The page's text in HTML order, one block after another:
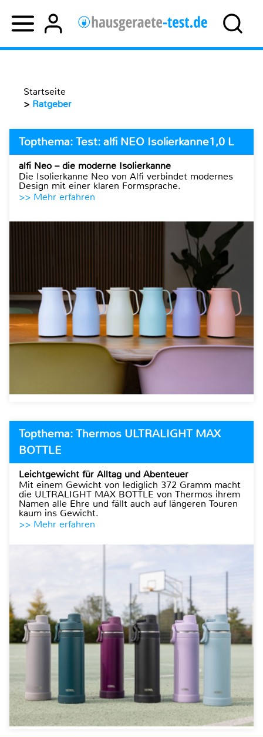
Startseite
> Ratgeber
Topthema: Test: alfi NEO Isolierkanne1,0 L
alfi Neo – die moderne Isolierkanne
Die Isolierkanne Neo von Alfi verbindet modernes
Design mit einer klaren Formsprache.
>> Mehr erfahren
Topthema: Thermos ULTRALIGHT MAX
BOTTLE
Leichtgewicht für Alltag und Abenteuer
Mit einem Gewicht von lediglich 372 Gramm macht
die ULTRALIGHT MAX BOTTLE von Thermos ihrem
Namen alle Ehre und fällt auch auf längeren Touren
kaum ins Gewicht.
>> Mehr erfahren